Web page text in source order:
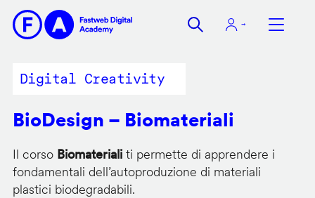
contenuto
Digital Creativity
BioDesign – Biomateriali
Il corso Biomaterialiti permette di apprendere i
fondamentali dell’autoproduzione di materiali
plastici biodegradabili.